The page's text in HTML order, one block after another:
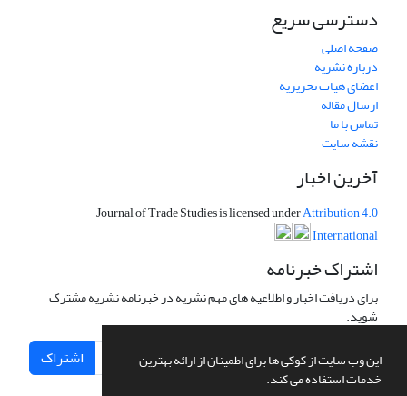
این وب سایت از کوکی ها برای اطمینان از ارائه بهترین
خدمات استفاده می کند.
دسترسی سریع
صفحه اصلی
درباره نشریه
اعضای هیات تحریریه
ارسال مقاله
تماس با ما
نقشه سایت
آخرین اخبار
Journal of Trade Studies is licensed underAttribution 4.0
International
اشتراک خبرنامه
برای دریافت اخبار و اطلاعیه های مهم نشریه در خبرنامه نشریه مشترک
شوید.
اشتراک